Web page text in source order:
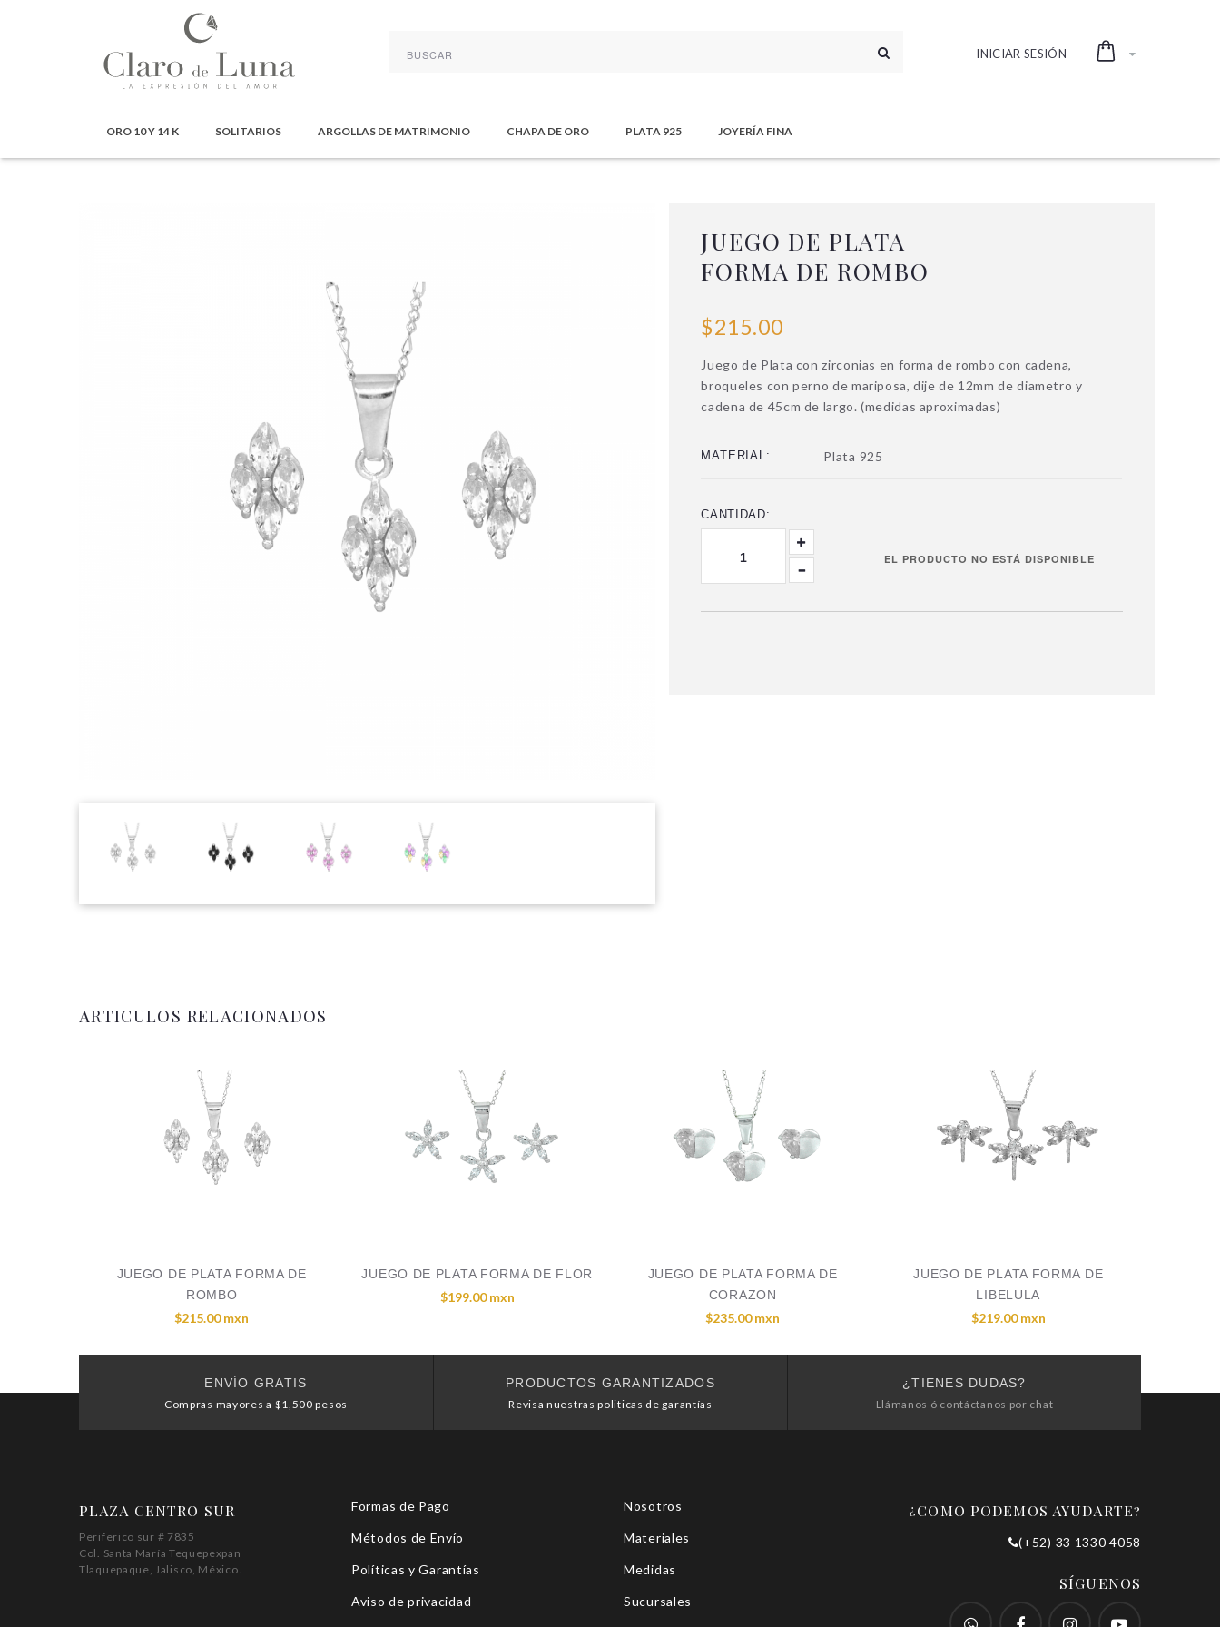
Claro
de
Luna
INICIAR SESIÓN
ORO 10 Y 14 K SOLITARIOS ARGOLLAS DE MATRIMONIO CHAPA DE ORO PLATA 925 JOYERÍA FINA
JUEGO DE PLATA
FORMA DE ROMBO
$215.00
Juego de Plata con zirconias en forma de rombo con cadena,
broqueles con perno de mariposa, dije de 12mm de diametro y
cadena de 45cm de largo. (medidas aproximadas)
MATERIAL: Plata 925
CANTIDAD:
ARTICULOS RELACIONADOS
JUEGO DE PLATA FORMA DE
ROMBO
$215.00 mxn
JUEGO DE PLATA FORMA DE FLOR
$199.00 mxn
JUEGO DE PLATA FORMA DE
CORAZON
$235.00 mxn
JUEGO DE PLATA FORMA DE
LIBELULA
$219.00 mxn
ENVÍO GRATIS
Compras mayores a $1,500 pesos
PRODUCTOS GARANTIZADOS
Revisa nuestras politicas de garantías
¿TIENES DUDAS?
Llámanos ó contáctanos por chat
PLAZA CENTRO SUR
Periferico sur # 7835
Col. Santa María Tequepexpan
Tlaquepaque, Jalisco, México.
Formas de Pago
Métodos de Envío
Políticas y Garantías
Aviso de privacidad
Nosotros
Materiales
Medidas
Sucursales
¿COMO PODEMOS AYUDARTE?
(+52) 33 1330 4058
SÍGUENOS